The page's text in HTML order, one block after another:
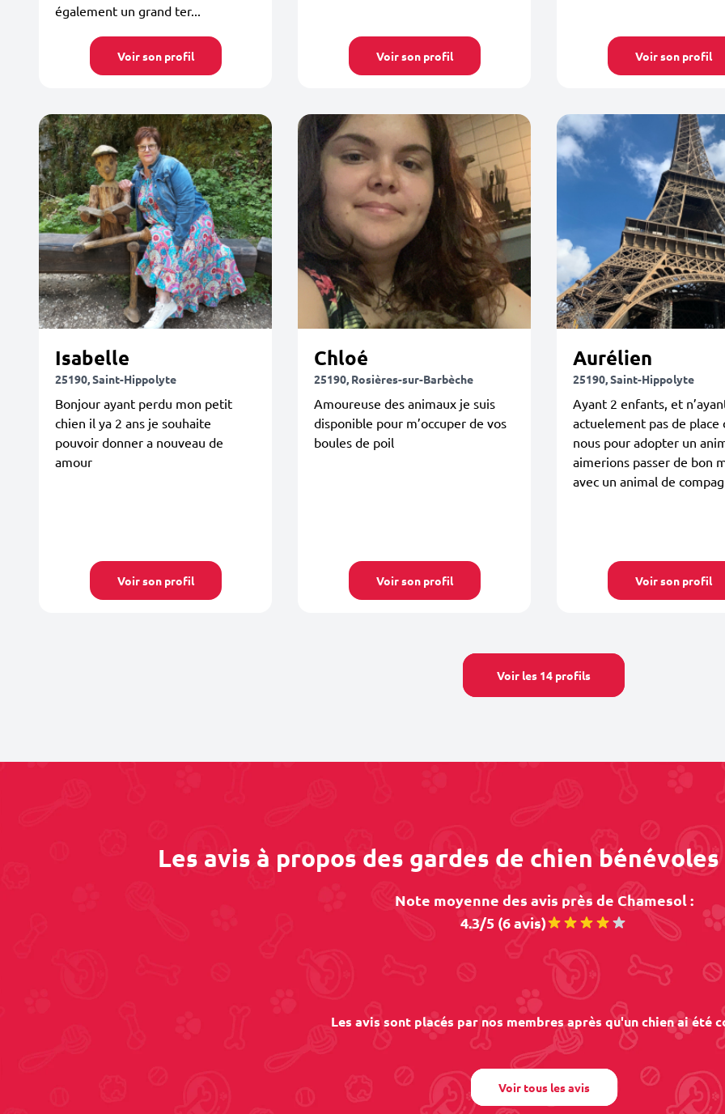
également un grand ter...
Voir son profil Voir son profil Voir son profil
Isabelle
25190, Saint-Hippolyte
Bonjour ayant perdu mon petit
chien il ya 2 ans je souhaite
pouvoir donner a nouveau de
amour
Voir son profil
Chloé
25190, Rosières-sur-Barbèche
Amoureuse des animaux je suis
disponible pour m’occuper de vos
boules de poil
Voir son profil
Aurélien
25190, Saint-Hippolyte
Ayant 2 enfants, et
actuelement pas de place
nous pour adopter un
aimerions passer de bon
avec un animal de
Voir son profil
Voir les 14 profils
Les avis à propos des gardes de chien
Note moyenne des avis près de Chamesol :
4.3/5 (6 avis)
Les avis sont placés par nos membres après qu'un chien ai été
Voir tous les avis